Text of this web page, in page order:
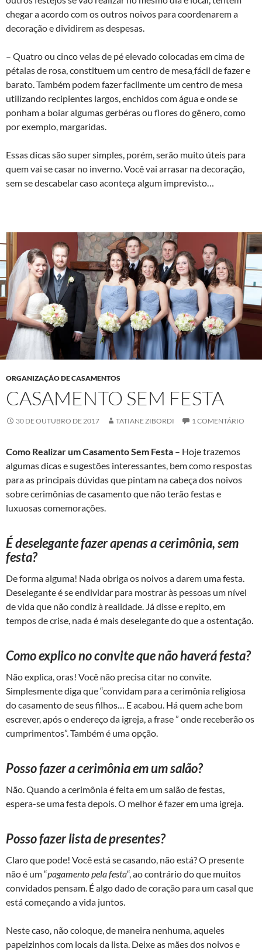
chegar a acordo com os outros noivos para coordenarem a
decoração e dividirem as despesas.
– Quatro ou cinco velas de pé elevado colocadas em cima de
pétalas de rosa, constituem um centro de mesafácil de fazer e
barato. Também podem fazer facilmente um centro de mesa
utilizando recipientes largos, enchidos com água e onde se
ponham a boiar algumas gerbéras ou flores do gênero, como
por exemplo, margaridas.
Essas dicas são super simples, porém, serão muito úteis para
quem vai se casar no inverno. Você vai arrasar na decoração,
sem se descabelar caso aconteça algum imprevisto…
ORGANIZAÇÃO DE CASAMENTOS
CASAMENTO SEM FESTA
30 DE OUTUBRO DE 2017 TATIANE ZIBORDI 1 COMENTÁRIO
Como Realizar um Casamento Sem Festa – Hoje trazemos
algumas dicas e sugestões interessantes, bem como respostas
para as principais dúvidas que pintam na cabeça dos noivos
sobre cerimônias de casamento que não terão festas e
luxuosas comemorações.
É deselegante fazer apenas a cerimônia, sem
festa?
De forma alguma! Nada obriga os noivos a darem uma festa.
Deselegante é se endividar para mostrar às pessoas um nível
de vida que não condiz à realidade. Já disse e repito, em
tempos de crise, nada é mais deselegante do que a ostentação.
Como explico no convite que não haverá festa?
Não explica, oras! Você não precisa citar no convite.
Simplesmente diga que “convidam para a cerimônia religiosa
do casamento de seus filhos… E acabou. Há quem ache bom
escrever, após o endereço da igreja, a frase ” onde receberão os
cumprimentos”. Também é uma opção.
Posso fazer a cerimônia em um salão?
Não. Quando a cerimônia é feita em um salão de festas,
espera-se uma festa depois. O melhor é fazer em uma igreja.
Posso fazer lista de presentes?
Claro que pode! Você está se casando, não está? O presente
não é um “pagamento pela festa“, ao contrário do que muitos
convidados pensam. É algo dado de coração para um casal que
está começando a vida juntos.
Neste caso, não coloque, de maneira nenhuma, aqueles
papeizinhos com locais da lista. Deixe as mães dos noivos e